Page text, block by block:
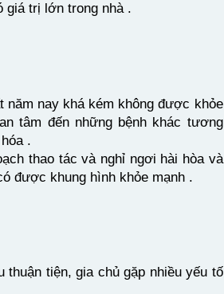
giá trị lớn trong nhà .
nay khá kém không được khỏe
tâm đến những bệnh khác tương
.
thao tác và nghỉ ngơi hài hòa và
được khung hình khỏe mạnh .
thuận tiện, gia chủ gặp nhiều yếu tố